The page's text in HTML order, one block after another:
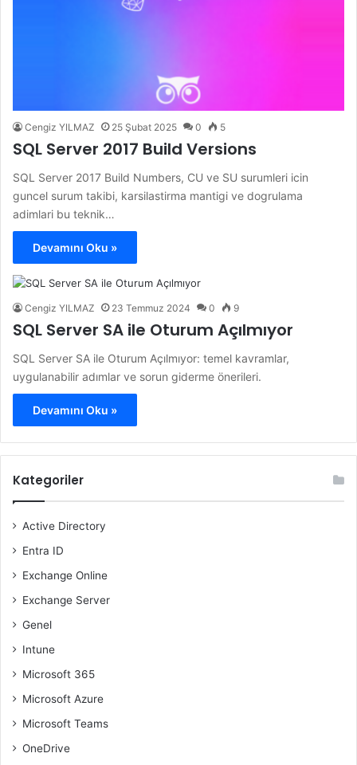
Cengiz YILMAZ 25 Şubat 2025 0 5
SQL Server 2017 Build Versions
SQL Server 2017 Build Numbers, CU ve SU surumleri icin
guncel surum takibi, karsilastirma mantigi ve dogrulama
adimlari bu teknik…
Devamını Oku »
Cengiz YILMAZ 23 Temmuz 2024 0 9
SQL Server SA ile Oturum Açılmıyor
SQL Server SA ile Oturum Açılmıyor: temel kavramlar,
uygulanabilir adımlar ve sorun giderme önerileri.
Devamını Oku »
Kategoriler
Active Directory
Entra ID
Exchange Online
Exchange Server
Genel
Intune
Microsoft 365
Microsoft Azure
Microsoft Teams
OneDrive